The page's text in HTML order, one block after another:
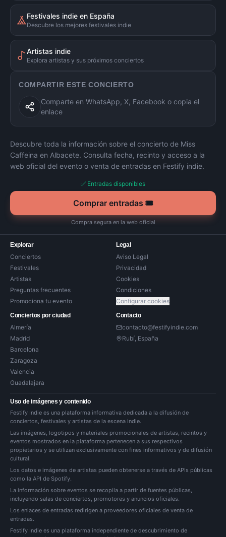
Festivales indie en España
Descubre los mejores festivales indie
Artistas indie
Explora artistas y sus próximos conciertos
COMPARTIR ESTE CONCIERTO
Comparte en WhatsApp, X, Facebook o copia el
enlace
Descubre toda la información sobre el concierto de Miss
Caffeina en Albacete. Consulta fecha, recinto y acceso a la
web oficial del evento o venta de entradas en Festify indie.
✅ Entradas disponibles
Comprar entradas 🎟️
Compra segura en la web oficial
Explorar
Conciertos
Festivales
Artistas
Preguntas frecuentes
Promociona tu evento
Legal
Aviso Legal
Privacidad
Cookies
Condiciones
Configurar cookies
Conciertos por ciudad
Almería
Madrid
Barcelona
Zaragoza
Valencia
Guadalajara
Contacto
contacto@festifyindie.com
Rubí, España
Uso de imágenes y contenido
Festify Indie es una plataforma informativa dedicada a la difusión de
conciertos, festivales y artistas de la escena indie.
Las imágenes, logotipos y materiales promocionales de artistas, recintos y
eventos mostrados en la plataforma pertenecen a sus respectivos
propietarios y se utilizan exclusivamente con fines informativos y de difusión
cultural.
Los datos e imágenes de artistas pueden obtenerse a través de APIs públicas
como la API de Spotify.
La información sobre eventos se recopila a partir de fuentes públicas,
incluyendo salas de conciertos, promotores y anuncios oficiales.
Los enlaces de entradas redirigen a proveedores oficiales de venta de
entradas.
Festify Indie es una plataforma independiente de descubrimiento de